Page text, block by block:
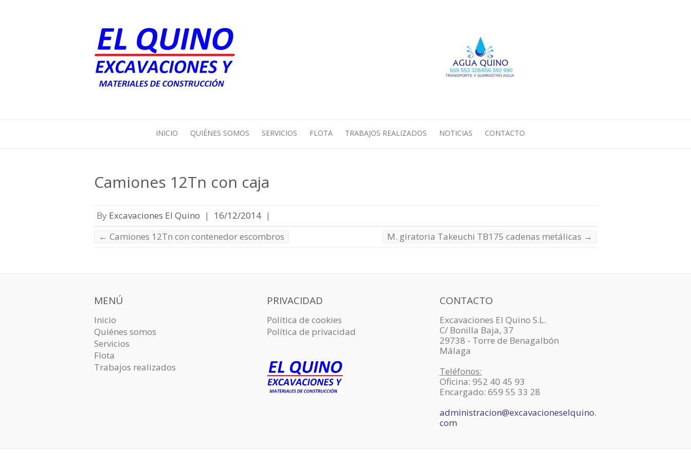
INICIO QUIÉNES SOMOS SERVICIOS FLOTA TRABAJOS REALIZADOS NOTICIAS CONTACTO
Camiones 12Tn con caja
By Excavaciones El Quino | 16/12/2014 |
← Camiones 12Tn con contenedor escombros M. giratoria Takeuchi TB175 cadenas metálicas →
MENÚ
Inicio
Quiénes somos
Servicios
Flota
Trabajos realizados
PRIVACIDAD
Política de cookies
Política de privacidad
CONTACTO
Excavaciones El Quino S.L.
C/ Bonilla Baja, 37
29738 - Torre de Benagalbón
Málaga
Teléfonos:
Oficina: 952 40 45 93
Encargado: 659 55 33 28
administracion@excavacioneselquino.
com